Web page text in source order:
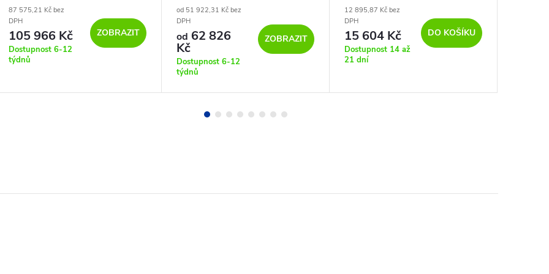
87 575,21 Kč bez
DPH
105 966 Kč
Dostupnost 6-12
týdnů
ZOBRAZIT
od 51 922,31 Kč bez
DPH
od 62 826
Kč
Dostupnost 6-12
týdnů
ZOBRAZIT
12 895,87 Kč bez
DPH
15 604 Kč
Dostupnost 14 až
21 dní
DO KOŠÍKU